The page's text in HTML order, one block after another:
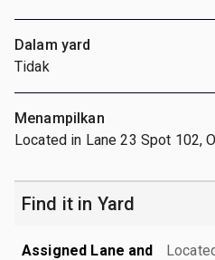
Dalam yard
Tidak
Menampilkan
Located in Lane 23 Spot 102,
Find it in Yard
Assigned Lane and